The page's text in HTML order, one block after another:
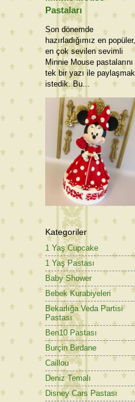
Pastaları
Son dönemde
hazırladığımız en popüler,
en çok sevilen sevimli
Minnie Mouse pastalarını
tek bir yazı ile paylaşmak
istedik. Bu...
Kategoriler
1 Yaş Cupcake
1 Yaş Pastası
Baby Shower
Bebek Kurabiyeleri
Bekarlığa Veda Partisi
Pastası
Ben10 Pastası
Burçin Birdane
Caillou
Deniz Temalı
Disney Cars Pastası